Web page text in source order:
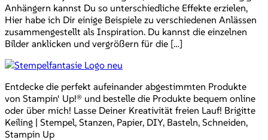
Anhängern kannst Du so unterschiedliche Effekte erzielen,
Hier habe ich Dir einige Beispiele zu verschiedenen Anlässen
zusammengestellt als Inspiration. Du kannst die einzelnen
Bilder anklicken und vergrößern für die […]
Entdecke die perfekt aufeinander abgestimmten Produkte
von Stampin‘ Up!® und bestelle die Produkte bequem online
oder über mich! Lasse Deiner Kreativität freien Lauf! Brigitte
Keiling | Stempel, Stanzen, Papier, DIY, Basteln, Schneiden,
Stampin Up